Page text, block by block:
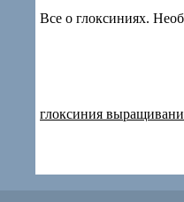
Все о глоксиниях.
глоксиния